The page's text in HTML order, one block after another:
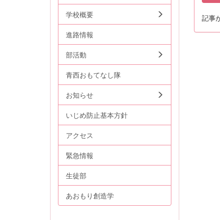
記事
学校概要
進路情報
部活動
青西おもてなし隊
お知らせ
いじめ防止基本方針
アクセス
緊急情報
生徒部
あおもり創造学